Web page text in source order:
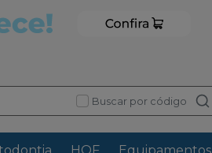
Buscar por código